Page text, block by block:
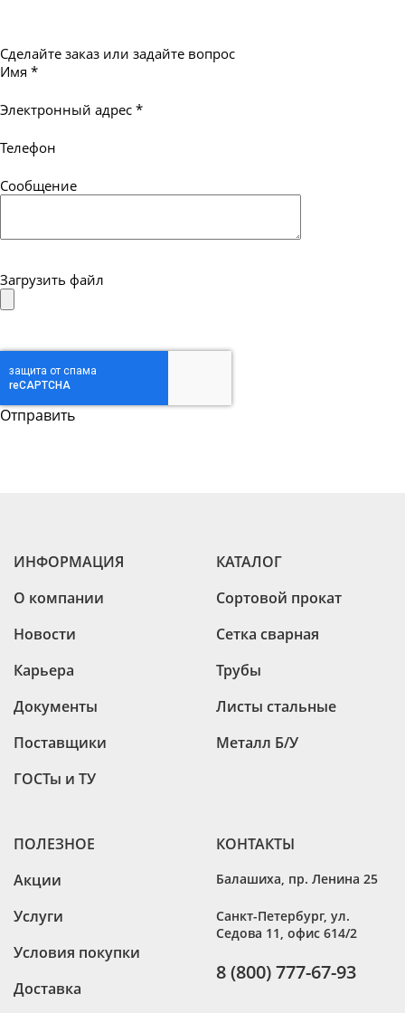
Сделайте заказ или задайте вопрос
Имя *
Электронный адрес *
Телефон
Сообщение
Загрузить файл
ИНФОРМАЦИЯ
О компании
Новости
Карьера
Документы
Поставщики
ГОСТы и ТУ
КАТАЛОГ
Сортовой прокат
Сетка сварная
Трубы
Листы стальные
Металл Б/У
ПОЛЕЗНОЕ
Акции
Услуги
Условия покупки
Доставка
КОНТАКТЫ
Балашиха пр. Ленина 25
Санкт-Петербург, ул.
Седова 11, офис 614/2
8 (800) 777-67-93